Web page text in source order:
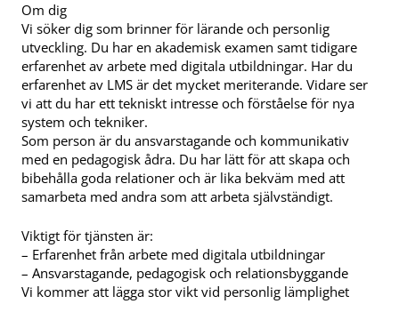
Om dig
Vi söker dig som brinner för lärande och personlig
utveckling. Du har en akademisk examen samt tidigare
erfarenhet av arbete med digitala utbildningar. Har du
erfarenhet av LMS är det mycket meriterande. Vidare ser
vi att du har ett tekniskt intresse och förståelse för nya
system och tekniker.
Som person är du ansvarstagande och kommunikativ
med en pedagogisk ådra. Du har lätt för att skapa och
bibehålla goda relationer och är lika bekväm med att
samarbeta med andra som att arbeta självständigt.
Viktigt för tjänsten är:
– Erfarenhet från arbete med digitala utbildningar
– Ansvarstagande, pedagogisk och relationsbyggande
Vi kommer att lägga stor vikt vid personlig lämplighet